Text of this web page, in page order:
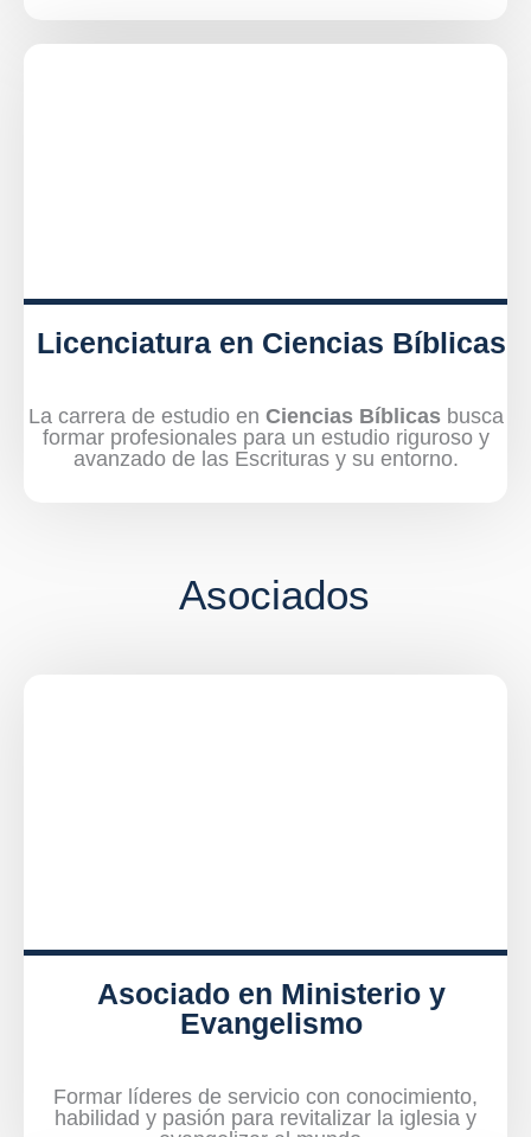
Licenciatura en Ciencias Bíblicas
La carrera de estudio en Ciencias Bíblicasbusca
formar profesionales para un estudio riguroso y
avanzado de las Escrituras y su entorno.
Asociados
Asociado en Ministerio y
Evangelismo
Formar líderes de servicio con conocimiento,
habilidad y pasión para revitalizar la iglesia y